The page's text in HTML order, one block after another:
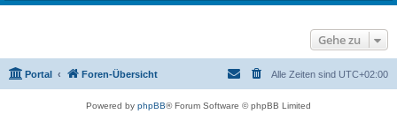
Gehe zu
Portal Foren-Übersicht Alle Zeiten sind UTC+02:00
Powered by phpBB® Forum Software © phpBB Limited